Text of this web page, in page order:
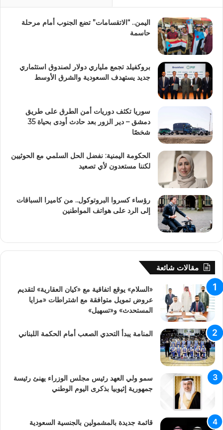
اليمن.. “الاتقسامات” تضع الجنوب أمام مرحلة
حاسمة
بروكفيلد تجمع ملياري دولار لصندوق استثماري
جديد يستهدف السعودية والشرق الأوسط
سوريا تكثف دوريات أمن الطرق على طريق
دمشق – دير الزور بعد حادث أودى بحياة 35
شخصًا
الحكومة اليمنية: نفضل الحل السلمي مع الحوثيين
لكننا مستعدون لأي تصعيد
رؤساء كسروا البروتوكول.. من كاميرا السباقات
إلى الرد على هواتف المواطنين
مقالات شائعة
«السلام» يوقع اتفاقية مع «كيان العقارية» لتقديم
عروض تمويل متوافقة مع اشتراطات «مزايا
المستحدث» و«تسهيل»
المنامة يبدأ التحدي الصعب أمام الحكمة اللبناني
سمو ولي العهد رئيس مجلس الوزراء يهنئ رئيسة
جمهورية إثيوبيا بذكرى اليوم الوطني
قائمة جديدة بالمشمولين بالجنسية السعودية